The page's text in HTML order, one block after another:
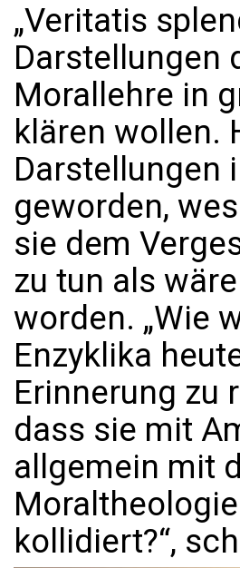
„Veritatis
Darstellungen
Morallehre in
klären wollen.
Darstellungen
geworden,
sie dem
zu tun als
worden. „Wie
Enzyklika
Erinnerung zu
dass sie mit
allgemein mit
kollidiert?“,